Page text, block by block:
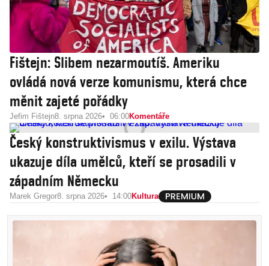
Fištejn: Slibem nezarmoutíš. Ameriku
ovládá nová verze komunismu, která chce
měnit zajeté pořádky
Jefim Fištejn8. srpna 2026 06:00Komentáře
Český konstruktivismus v exilu. Výstava
ukazuje díla umělců, kteří se prosadili v
západním Německu
Marek Gregor8. srpna 2026 14:00Kultura